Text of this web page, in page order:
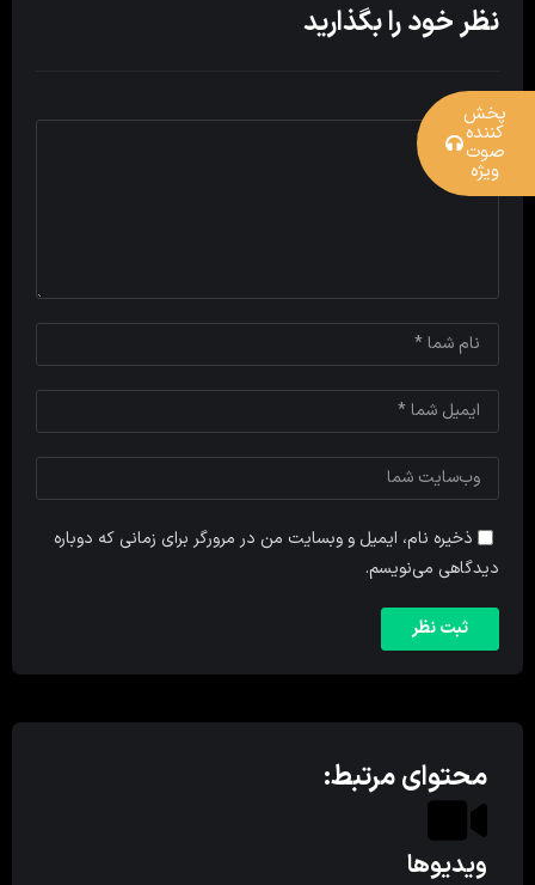
نظر خود را بگذارید
ذخیره نام، ایمیل و وبسایت من در مرورگر برای زمانی که دوباره
دیدگاهی می‌نویسم.
محتوای مرتبط:
ویدیوها
پخش
کننده
صوت
ویژه